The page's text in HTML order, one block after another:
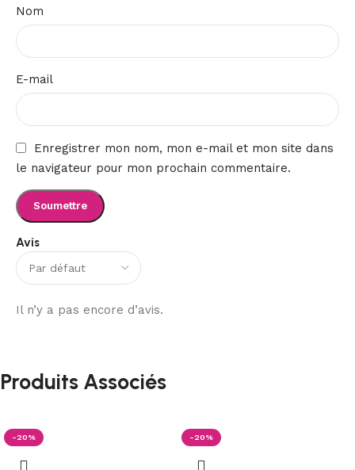
Avis
Il n’y a pas encore d’avis.
Nom
E-mail
Enregistrer mon nom, mon e-mail et mon site dans
le navigateur pour mon prochain commentaire.
Produits Associés
-20% -20%